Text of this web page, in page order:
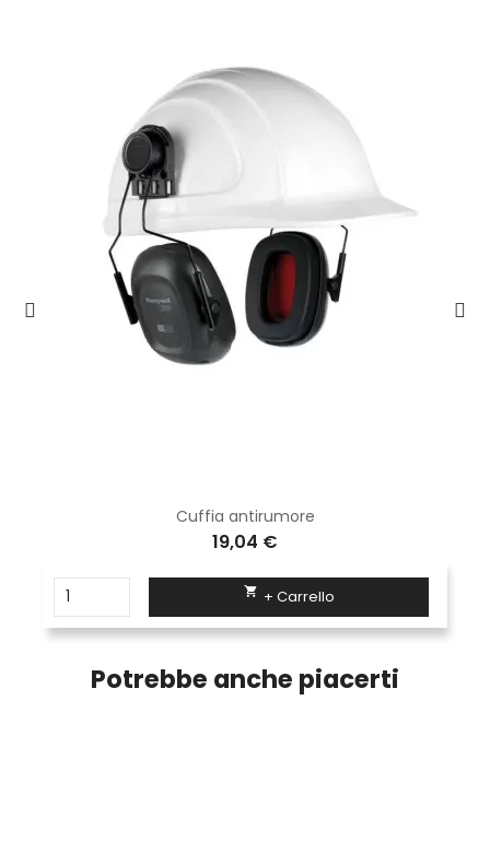
Cuffia antirumore
19,04 €
 + Carrello
Potrebbe anche piacerti